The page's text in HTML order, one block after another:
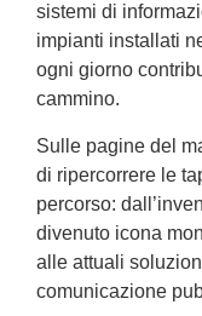
sistemi di
impianti installati
ogni giorno
cammino.
Sulle pagine del
di ripercorrere le
percorso:
divenuto icona
alle attuali
comunicazione